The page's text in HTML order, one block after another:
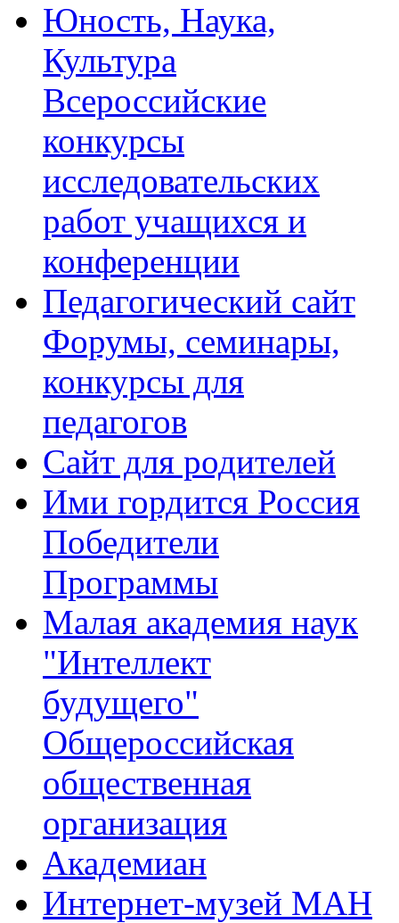
Юность, Наука,
Культура
Всероссийские
конкурсы
исследовательских
работ учащихся и
конференции
Педагогический сайт
Форумы, семинары,
конкурсы для
педагогов
Сайт для родителей
Ими гордится Россия
Победители
Программы
Малая академия наук
"Интеллект
будущего"
Общероссийская
общественная
организация
Академиан
Интернет-музей МАН